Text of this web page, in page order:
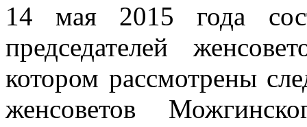
14 мая 2015 года
председателей
котором рассмотрены
женсоветов